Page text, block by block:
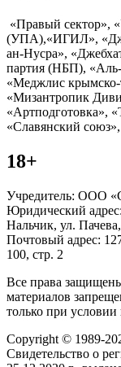
«Правый сектор»,
(УПА),«ИГИЛ»,
ан-Нусра»,
партия (НБП),
«Меджлис крымско-
«Мизантропик
«Артподготовка»,
«Славянский
18+
Учредитель: ООО
Юридический
Нальчик, ул.
Почтовый адрес:
100, стр. 2
Все права
материалов
только при условии
Copyright © 1989-
Свидетельство о